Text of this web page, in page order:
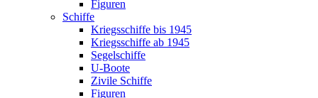
Figuren
Schiffe
Kriegsschiffe bis 1945
Kriegsschiffe ab 1945
Segelschiffe
U-Boote
Zivile Schiffe
Figuren